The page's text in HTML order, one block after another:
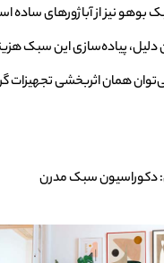
نیز از آباژورهای ساده
پیاده‌سازی این سبک
همان اثربخشی تجهیزات
دکوراسیون سبک مدرن